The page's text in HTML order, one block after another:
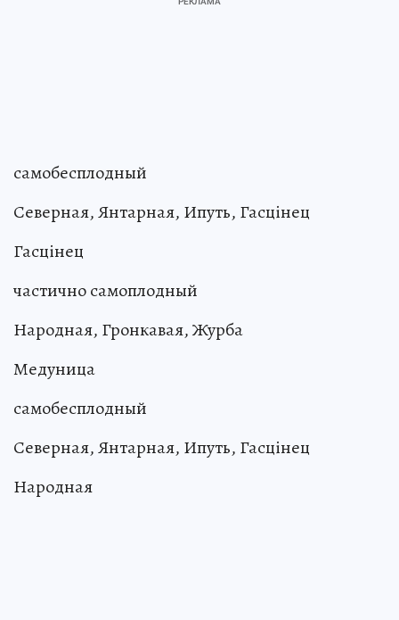
самобесплодный
Северная, Янтарная, Ипуть, Гасцiнец
Гасцiнец
частично самоплодный
Народная, Гронкавая, Журба
Медуница
самобесплодный
Северная, Янтарная, Ипуть, Гасцiнец
Народная